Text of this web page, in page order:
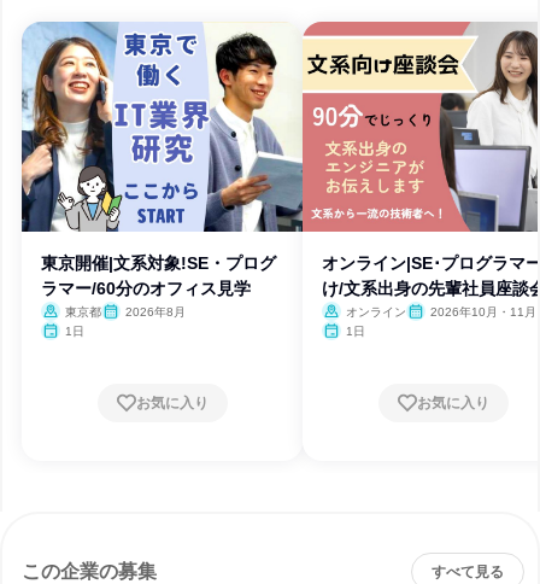
東京開催|文系対象!SE・プログ
ラマー/60分のオフィス見学
東京都
2026年8月
1日
お気に入り
オンライン|SE･プログラマ
け/文系出身の先輩社員座談
オンライン
2026年10月・11月
1日
お気に入り
この企業の募集 すべて見る